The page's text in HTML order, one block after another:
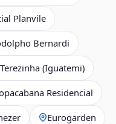
Planvile
Bernardi
(Iguatemi)
Residencial
Eurogarden